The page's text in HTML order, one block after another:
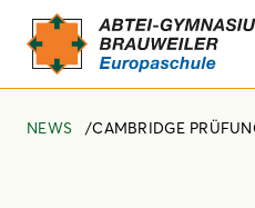
NEWS CAMBRIDGE